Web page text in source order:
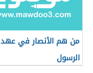
من هم الأنصار في عهد
الرسول